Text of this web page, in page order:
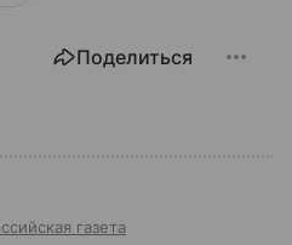
Поделиться
газета